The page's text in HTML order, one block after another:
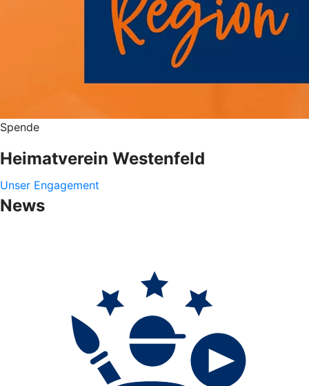
Spende
Heimatverein Westenfeld
Unser Engagement
News